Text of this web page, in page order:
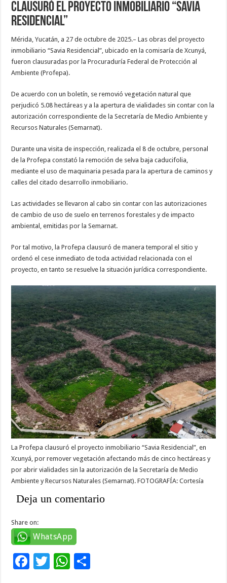
clausuró el proyecto inmobiliario “Savia
Residencial”
Mérida, Yucatán, a 27 de octubre de 2025.– Las obras del proyecto
inmobiliario “Savia Residencial”, ubicado en la comisaría de Xcunyá,
fueron clausuradas por la Procuraduría Federal de Protección al
Ambiente (Profepa).
De acuerdo con un boletín, se removió vegetación natural que
perjudicó 5.08 hectáreas y a la apertura de vialidades sin contar con la
autorización correspondiente de la Secretaría de Medio Ambiente y
Recursos Naturales (Semarnat).
Durante una visita de inspección, realizada el 8 de octubre, personal
de la Profepa constató la remoción de selva baja caducifolia,
mediante el uso de maquinaria pesada para la apertura de caminos y
calles del citado desarrollo inmobiliario.
Las actividades se llevaron al cabo sin contar con las autorizaciones
de cambio de uso de suelo en terrenos forestales y de impacto
ambiental, emitidas por la Semarnat.
Por tal motivo, la Profepa clausuró de manera temporal el sitio y
ordenó el cese inmediato de toda actividad relacionada con el
proyecto, en tanto se resuelve la situación jurídica correspondiente.
La Profepa clausuró el proyecto inmobiliario “Savia Residencial”, en
Xcunyá, por remover vegetación afectando más de cinco hectáreas y
por abrir vialidades sin la autorización de la Secretaría de Medio
Ambiente y Recursos Naturales (Semarnat). FOTOGRAFÍA: Cortesía
Deja un comentario
Share on:
WhatsApp
F
T
W